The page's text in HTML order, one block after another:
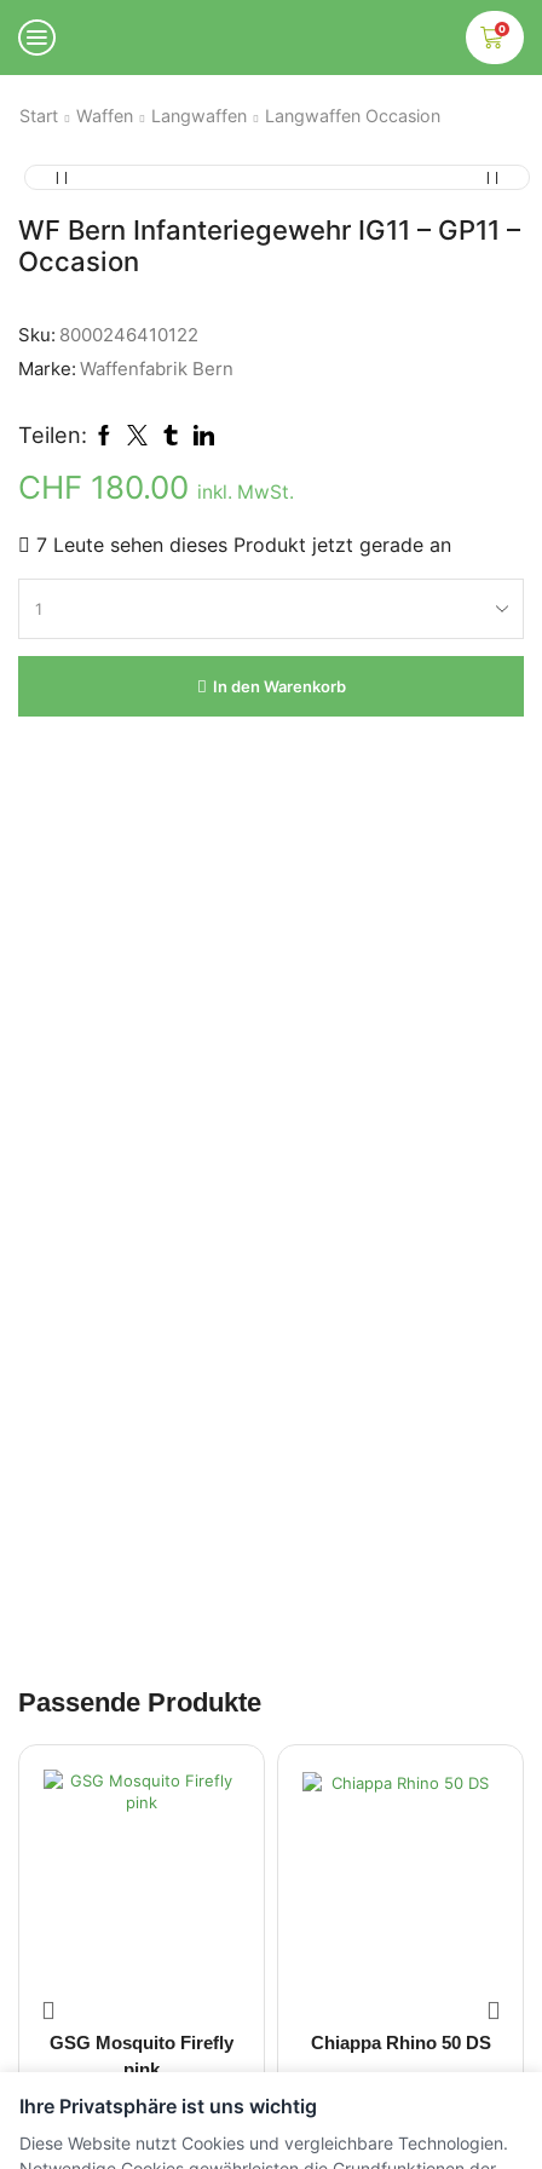
0
Start Waffen Langwaffen Langwaffen Occasion
WF Bern Infanteriegewehr IG11 – GP11 –
Occasion
Sku: 8000246410122
Marke: Waffenfabrik Bern
Teilen:
CHF 180.00 inkl. MwSt.
7 Leute sehen dieses Produkt jetzt gerade an
In den Warenkorb
Passende Produkte
GSG Mosquito Firefly
pink
Chiappa Rhino 50 DS
Ihre Privatsphäre ist uns wichtig
Diese Website nutzt Cookies und vergleichbare Technologien.